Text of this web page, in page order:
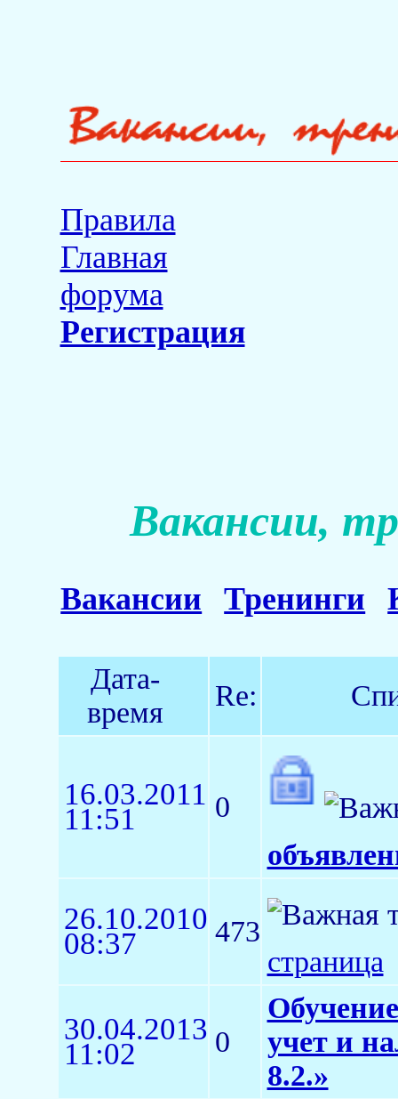
Правила
Главная
форума
Регистрация
Вакансии,
Вакансии Тренинги
Дата-
время
Re:
16.03.2011
11:51
0
26.10.2010
08:37
473
страница
30.04.2013
11:02 0
учет и
8.2.»